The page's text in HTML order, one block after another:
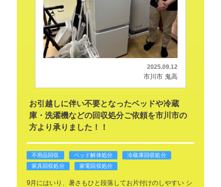
2025.09.12
市川市 鬼高
お引越しに伴い不要となったベッドや冷蔵
庫・洗濯機などの回収処分ご依頼を市川市の
方より承りました！！
不用品回収 ベッド解体処分
冷蔵庫回収処分
家具回収処分
家電回収処分
9月にはいり、暑さもひと段落してお片付けのしやすいシ